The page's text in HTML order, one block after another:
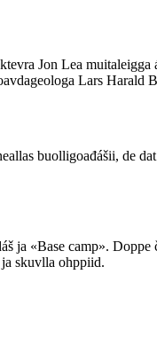
Jon Lea
Lars Harald
buolligoađášii, de dat
«Base camp». Doppe
skuvlla ohppiid.